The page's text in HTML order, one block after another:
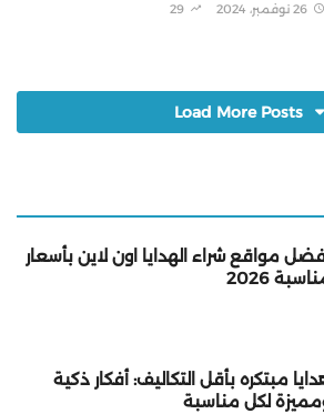
26 نوفمبر، 2024 29
Load More Posts
مواقع شراء الهدايا اون لاين بأسعار
2026
مبتكره بأقل التكاليف: أفكار ذكية
لكل مناسبة